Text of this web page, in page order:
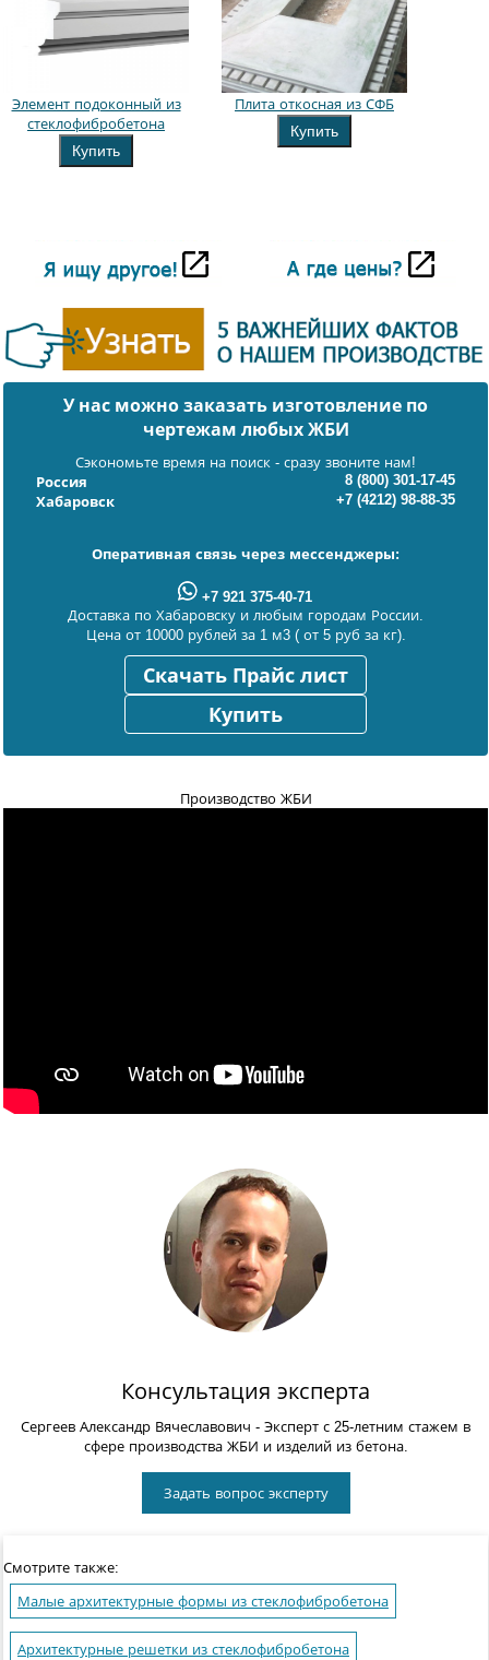
Элемент подоконный из
стеклофибробетона
Купить
Плита откосная из СФБ
Купить
У нас можно заказать изготовление по
чертежам любых ЖБИ
Сэкономьте время на поиск - сразу звоните нам!
Россия
8 (800) 301-17-45
Хабаровск
+7 (4212) 98-88-35
Оперативная связь через мессенджеры:
+7 921 375-40-71
Доставка по Хабаровску и любым городам России.
Цена от 10000 рублей за 1 м3 ( от 5 руб за кг).
Скачать Прайс лист
Купить
Производство ЖБИ
Консультация эксперта
Сергеев Александр Вячеславович - Эксперт с 25-летним стажем в
сфере производства ЖБИ и изделий из бетона.
Задать вопрос эксперту
Смотрите также:
Малые архитектурные формы из стеклофибробетона
Архитектурные решетки из стеклофибробетона